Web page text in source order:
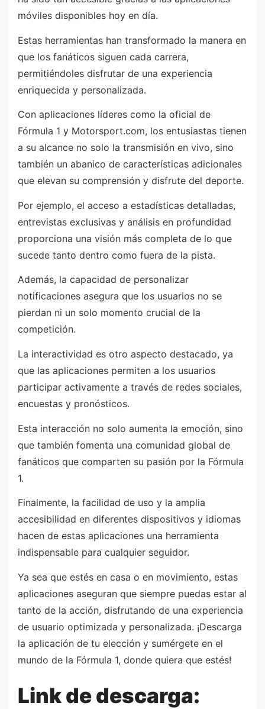
móviles disponibles hoy en día.
Estas herramientas han transformado la manera en
que los fanáticos siguen cada carrera,
permitiéndoles disfrutar de una experiencia
enriquecida y personalizada.
Con aplicaciones líderes como la oficial de
Fórmula 1 y Motorsport.com, los entusiastas tienen
a su alcance no solo la transmisión en vivo, sino
también un abanico de características adicionales
que elevan su comprensión y disfrute del deporte.
Por ejemplo, el acceso a estadísticas detalladas,
entrevistas exclusivas y análisis en profundidad
proporciona una visión más completa de lo que
sucede tanto dentro como fuera de la pista.
Además, la capacidad de personalizar
notificaciones asegura que los usuarios no se
pierdan ni un solo momento crucial de la
competición.
La interactividad es otro aspecto destacado, ya
que las aplicaciones permiten a los usuarios
participar activamente a través de redes sociales,
encuestas y pronósticos.
Esta interacción no solo aumenta la emoción, sino
que también fomenta una comunidad global de
fanáticos que comparten su pasión por la Fórmula
1.
Finalmente, la facilidad de uso y la amplia
accesibilidad en diferentes dispositivos y idiomas
hacen de estas aplicaciones una herramienta
indispensable para cualquier seguidor.
Ya sea que estés en casa o en movimiento, estas
aplicaciones aseguran que siempre puedas estar al
tanto de la acción, disfrutando de una experiencia
de usuario optimizada y personalizada. ¡Descarga
la aplicación de tu elección y sumérgete en el
mundo de la Fórmula 1, donde quiera que estés!
Link de descarga: